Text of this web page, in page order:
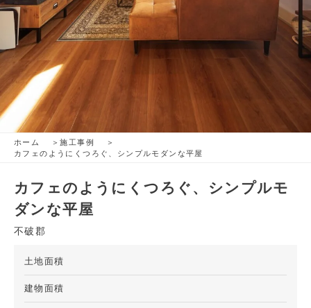
ホーム
施工事例
カフェのようにくつろぐ、シンプルモダンな平屋
カフェのようにくつろぐ、シンプルモ
ダンな平屋
不破郡
土地面積
建物面積